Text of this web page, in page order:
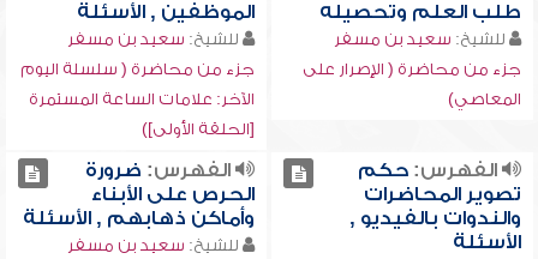
طلب العلم وتحصيله
للشيخ: سعيد بن مسفر
جزء من محاضرة ( الإصرار على
المعاصي)
الموظفين , الأسئلة
للشيخ: سعيد بن مسفر
جزء من محاضرة ( سلسلة اليوم
الآخر: علامات الساعة المستمرة
[الحلقة الأولى])
الفهرس:حكم
تصوير المحاضرات
والندوات بالفيديو ,
الأسئلة
الفهرس: ضرورة
الحرص على الأبناء
وأماكن ذهابهم , الأسئلة
للشيخ: سعيد بن مسفر